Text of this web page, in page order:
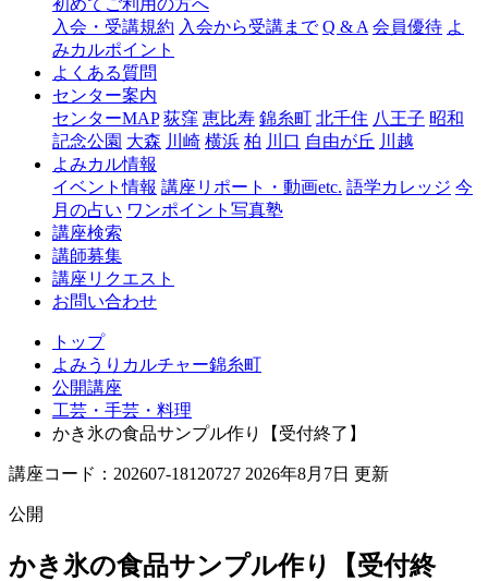
ャ
糸
入会・受講規約 入会から受講まで Q & A 会員優待 よ
みカルポイント
よくある質問
センター案内
センターMAP 荻窪 恵比寿 錦糸町 北千住 八王子 昭和
記念公園 大森 川崎 横浜 柏 川口 自由が丘 川越
よみカル情報
イベント情報 講座リポート・動画etc. 語学カレッジ 今
月の占い ワンポイント写真塾
講座検索
講師募集
講座リクエスト
お問い合わせ
トップ
よみうりカルチャー錦糸町
公開講座
工芸・手芸・料理
かき氷の食品サンプル作り【受付終了】
講座コード：202607-18120727 2026年8月7日 更新
公開
かき氷の食品サンプル作り【受付終